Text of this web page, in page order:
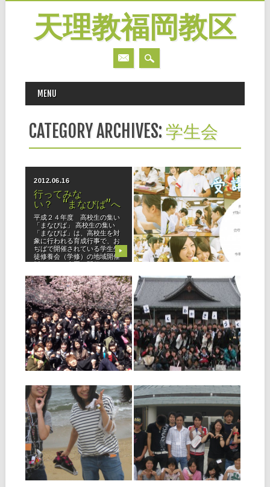
天理教福岡教区
MAIN MENU
MENU
CATEGORY ARCHIVES: 学生会
2012.06.16
行ってみな
い？ “まなびば”へ
平成２４年度 高校生の集い
「まなびば」 高校生の集い
「まなびば」は、高校生を対
象に行われる育成行事で、お
ぢばで開催されている学生生
徒修養会（学修）の地域開催
版として、全国で開催されて
代の仲間と
▶
2012.06.16
学修・高校の部 受講
生募集！！
毎年夏に開催される「学修」
には、全国からたくさんの高
校生がおぢばへ帰ってきま
す。一週間の合宿生活では多
彩なプログラムを通してお道
の教えを実践し、学んでいき
ます。 ここでしか体験できな
か？ &nbs
2012.04.02
春の学生おぢばがえ
り報告
３月２８日、立教１７５年
「春の学生おぢばがえり」が
開催されました。福岡教区学
生会では、２６日から３０日
まで団参を実施。学生４２
名、学生担当者７名が参加し
は、天理小学校講
▶
2012.01.17
１００人の仲間と帰
ろうよ！ 春の学生
おぢばがえり
立教１７５年春の学生おぢば
がえり ３月２８日、今年も
「春の学生おぢばがえり（春
学）」が開催されます。 春学
は、たくさんの学生たちがお
一人ひとりが自分の生活や活
動と信仰を
▶
2011.10.03
道の学生ひのきしん
DAY開催！
福岡教区学生会では、９月
１９日に「道の学生ひのきし
んＤＡＹ」を開催させていた
だきました。 この「道の学
生ひのきしんＤＡＹ」は、日
ごろ元気な身体をお借りして
いることに感謝して、その喜
▶
2011.09.07
高校生の集い「まな
びば」開催！
福岡教区学生担当委員会で
は、９月３日（土）、４日
（日）、福岡市東区の海の中
道青少年海の家において高校
生の集い「まなびば」を開
催。３８名（高校生１８名、
大学生４名、青年会２名、女
▶